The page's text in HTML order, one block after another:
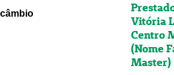
Vitória
Centro
(Nome
Master)